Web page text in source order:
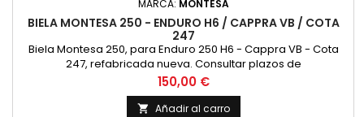
MARCA: MONTESA
BIELA MONTESA 250 - ENDURO H6 / CAPPRA VB / COTA
247
Biela Montesa 250, para Enduro 250 H6 - Cappra VB - Cota
247, refabricada nueva. Consultar plazos de
Precio
150,00 €
 Añadir al carro